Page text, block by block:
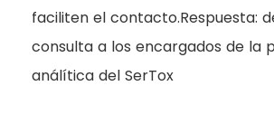
faciliten el contacto.Respuesta:
consulta a los encargados de la
análítica del SerTox